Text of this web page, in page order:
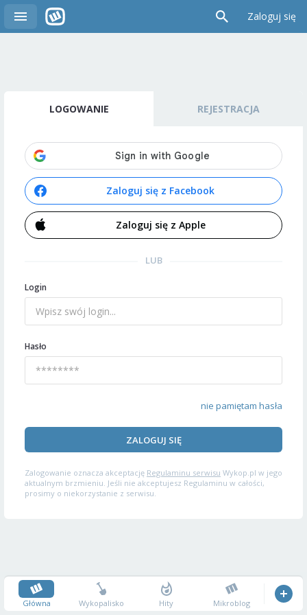
Zaloguj się
LOGOWANIE REJESTRACJA
Zaloguj się z Facebook
Zaloguj się z Apple
LUB
Login
Hasło
nie pamiętam hasła
ZALOGUJ SIĘ
Zalogowanie oznacza akceptację Regulaminu serwisu Wykop.pl w jego
aktualnym brzmieniu. Jeśli nie akceptujesz Regulaminu w całości,
prosimy o niekorzystanie z serwisu.
Główna Wykopalisko Hity Mikroblog